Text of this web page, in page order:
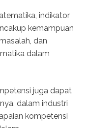
indikator
kemampuan
dan
dalam
juga dapat
dalam industri
kompetensi